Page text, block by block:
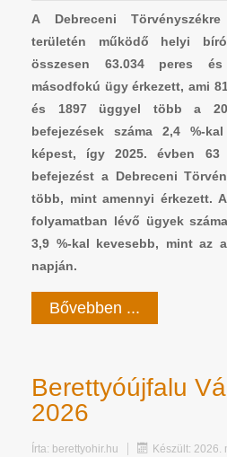
A Debreceni
területén működő helyi
összesen 63.034 peres
másodfokú ügy érkezett, ami
és 1897 üggyel több a
befejezések száma 2,4 %-
képest, így 2025. évben
befejezést a Debreceni
több, mint amennyi érkezett.
folyamatban lévő ügyek
3,9 %-kal kevesebb, mint az
napján.
Bővebben ...
Berettyóújfalu
2026
Írta: berettyohir.hu Készült: 2026.